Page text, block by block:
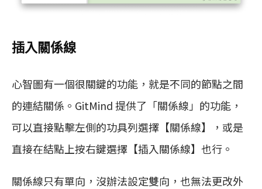
插入關係線
心智圖有一個很關鍵的功能，就是不同的節點之間
的連結關係。GitMind 提供了「關係線」的功能，
可以直接點擊左側的功具列選擇【關係線】，或是
直接在結點上按右鍵選擇【插入關係線】也行。
關係線只有單向，沒辦法設定雙向，也無法更改外